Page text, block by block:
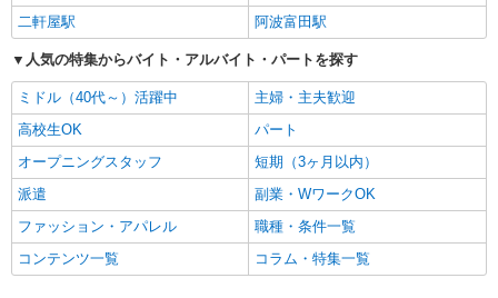
二軒屋駅
阿波富田駅
人気の特集からバイト・アルバイト・パートを探す
ミドル（40代～）活躍中
主婦・主夫歓迎
高校生OK
パート
オープニングスタッフ
短期（3ヶ月以内）
派遣
副業・WワークOK
ファッション・アパレル
職種・条件一覧
コンテンツ一覧
コラム・特集一覧